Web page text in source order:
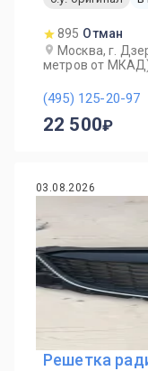
895 Отман
Москва, г.
метров от
(495) 125-20-97
22 500
03.08.2026
Решетка